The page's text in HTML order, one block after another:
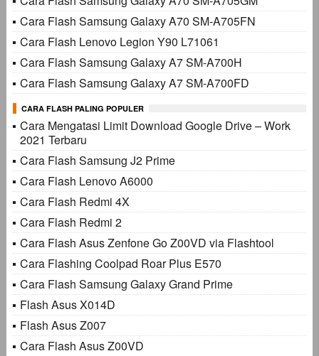
Cara Flash Samsung Galaxy A70 SM-A705FN
Cara Flash Lenovo Legion Y90 L71061
Cara Flash Samsung Galaxy A7 SM-A700H
Cara Flash Samsung Galaxy A7 SM-A700FD
CARA FLASH PALING POPULER
Cara Mengatasi Limit Download Google Drive – Work
2021 Terbaru
Cara Flash Samsung J2 Prime
Cara Flash Lenovo A6000
Cara Flash Redmi 4X
Cara Flash Redmi 2
Cara Flash Asus Zenfone Go Z00VD via Flashtool
Cara Flashing Coolpad Roar Plus E570
Cara Flash Samsung Galaxy Grand Prime
Flash Asus X014D
Flash Asus Z007
Cara Flash Asus Z00VD